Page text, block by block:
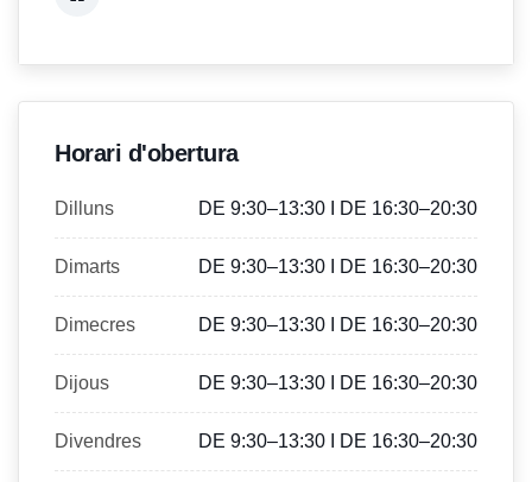
Horari d'obertura
Dilluns DE 9:30–13:30 I DE 16:30–20:30
Dimarts DE 9:30–13:30 I DE 16:30–20:30
Dimecres DE 9:30–13:30 I DE 16:30–20:30
Dijous DE 9:30–13:30 I DE 16:30–20:30
Divendres DE 9:30–13:30 I DE 16:30–20:30